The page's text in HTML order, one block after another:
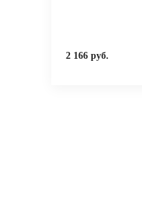
2 166 руб.